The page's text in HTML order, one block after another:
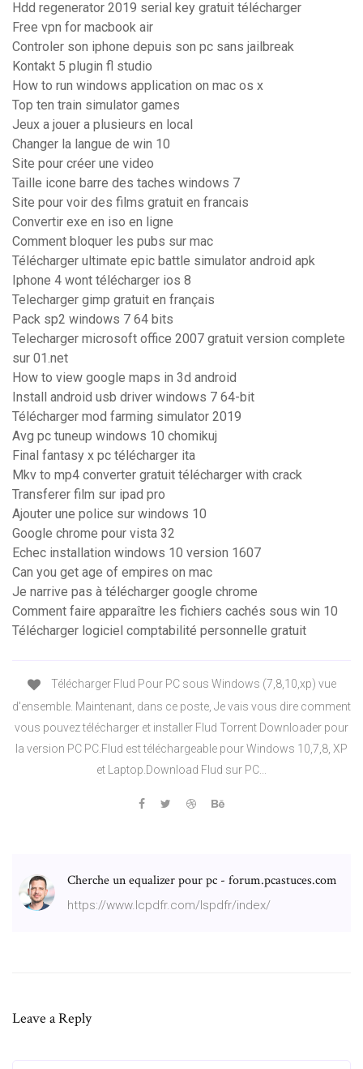
Hdd regenerator 2019 serial key gratuit télécharger
Free vpn for macbook air
Controler son iphone depuis son pc sans jailbreak
Kontakt 5 plugin fl studio
How to run windows application on mac os x
Top ten train simulator games
Jeux a jouer a plusieurs en local
Changer la langue de win 10
Site pour créer une video
Taille icone barre des taches windows 7
Site pour voir des films gratuit en francais
Convertir exe en iso en ligne
Comment bloquer les pubs sur mac
Télécharger ultimate epic battle simulator android apk
Iphone 4 wont télécharger ios 8
Telecharger gimp gratuit en français
Pack sp2 windows 7 64 bits
Telecharger microsoft office 2007 gratuit version complete
sur 01.net
How to view google maps in 3d android
Install android usb driver windows 7 64-bit
Télécharger mod farming simulator 2019
Avg pc tuneup windows 10 chomikuj
Final fantasy x pc télécharger ita
Mkv to mp4 converter gratuit télécharger with crack
Transferer film sur ipad pro
Ajouter une police sur windows 10
Google chrome pour vista 32
Echec installation windows 10 version 1607
Can you get age of empires on mac
Je narrive pas à télécharger google chrome
Comment faire apparaître les fichiers cachés sous win 10
Télécharger logiciel comptabilité personnelle gratuit
Télécharger Flud Pour PC sous Windows (7,8,10,xp) vue
d'ensemble. Maintenant, dans ce poste, Je vais vous dire comment
vous pouvez télécharger et installer Flud Torrent Downloader pour
la version PC PC.Flud est téléchargeable pour Windows 10,7,8, XP
et Laptop.Download Flud sur PC...
Cherche un equalizer pour pc - forum.pcastuces.com
https://www.lcpdfr.com/lspdfr/index/
Leave a Reply